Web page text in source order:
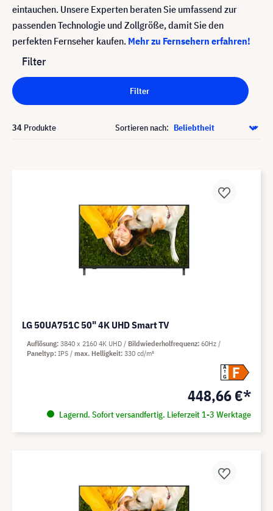
eintauchen. Unsere Experten beraten Sie umfassend zur
passenden Technologie und Zollgröße, damit Sie den
perfekten Fernseher kaufen. Mehr zu Fernsehern erfahren!
Filter
Filter
34 Produkte Sortieren nach:
LG 50UA751C 50" 4K UHD Smart TV
A
G
F
448,66 €*
Lagernd. Sofort versandfertig. Lieferzeit 1-3 Werktage
Auflösung 3840 x 2160 4K UHD Bildwiederholfrequenz 60Hz
Paneltyp IPS max. Helligkeit 330 cd/m²